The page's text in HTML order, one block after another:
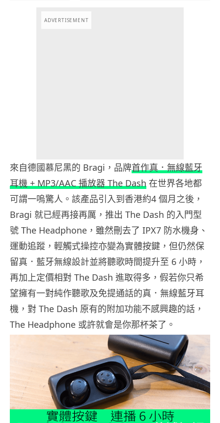
ADVERTISEMENT
來自德國慕尼黑的 Bragi，品牌首作真．無線藍牙
耳機 + MP3/AAC 播放器 The Dash 在世界各地都
可謂一嗚驚人。該產品引入到香港約4 個月之後，
Bragi 就已經再接再厲，推出 The Dash 的入門型
號 The Headphone，雖然刪去了 IPX7 防水機身、
運動追蹤，輕觸式操控亦變為實體按鍵，但仍然保
留真．藍牙無線設計並將聽歌時間提升至 6 小時，
再加上定價相對 The Dash 進取得多，假若你只希
望擁有一對純作聽歌及免提通話的真．無線藍牙耳
機，對 The Dash 原有的附加功能不感興趣的話，
The Headphone 或許就會是你那杯茶了。